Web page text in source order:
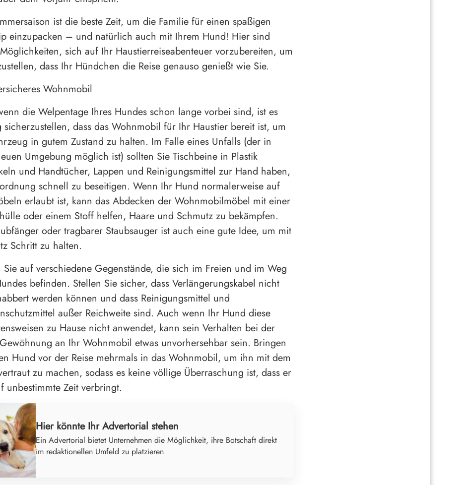
ist die beste Zeit, um die Familie für einen spaßigen
einzupacken – und natürlich auch mit Ihrem Hund! Hier sind
sich auf Ihr Haustierreiseabenteuer vorzubereiten, um
dass Ihr Hündchen die Reise genauso genießt wie Sie.
Wohnmobil
die Welpentage Ihres Hundes schon lange vorbei sind, ist es
sicherzustellen, dass das Wohnmobil für Ihr Haustier bereit ist, um
in gutem Zustand zu halten. Im Falle eines Unfalls (der in
Umgebung möglich ist) sollten Sie Tischbeine in Plastik
und Handtücher, Lappen und Reinigungsmittel zur Hand haben,
schnell zu beseitigen. Wenn Ihr Hund normalerweise auf
erlaubt ist, kann das Abdecken der Wohnmobilmöbel mit einer
oder einem Stoff helfen, Haare und Schmutz zu bekämpfen.
oder tragbarer Staubsauger ist auch eine gute Idee, um mit
Schritt zu halten.
Sie auf verschiedene Gegenstände, die sich im Freien und im Weg
befinden. Stellen Sie sicher, dass Verlängerungskabel nicht
werden können und dass Reinigungsmittel und
außer Reichweite sind. Auch wenn Ihr Hund diese
zu Hause nicht anwendet, kann sein Verhalten bei der
an Ihr Wohnmobil etwas unvorhersehbar sein. Bringen
Hund vor der Reise mehrmals in das Wohnmobil, um ihn mit dem
zu machen, sodass es keine völlige Überraschung ist, dass er
unbestimmte Zeit verbringt.
Hier könnte Ihr Advertorial stehen
Ein Advertorial bietet Unternehmen die Möglichkeit, ihre Botschaft direkt
im redaktionellen Umfeld zu platzieren